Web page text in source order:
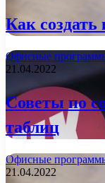
Как
Офисные
21.04.2022
Советы по
таблиц
Офисные
21.04.2022